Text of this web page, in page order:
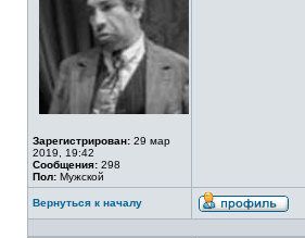
Зарегистрирован: 29 мар
2019, 19:42
Сообщения: 298
Пол: Мужской
Вернуться к началу